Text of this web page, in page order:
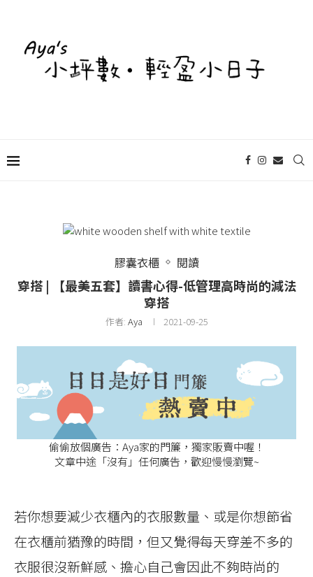
膠囊衣櫃 閱讀
穿搭 | 【最美五套】讀書心得-低管理高時尚的減法
穿搭
作者: Aya 2021-09-25
偷偷放個廣告：Aya家的門簾，獨家販賣中喔！
文章中途「沒有」任何廣告，歡迎慢慢瀏覽~
若你想要減少衣櫃內的衣服數量、或是你想節省
在衣櫃前猶豫的時間，但又覺得每天穿差不多的
衣服很沒新鮮感、擔心自己會因此不夠時尚的